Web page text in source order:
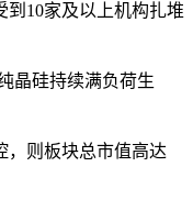
10家及以上机构扎堆
晶硅持续满负荷生
则板块总市值高达